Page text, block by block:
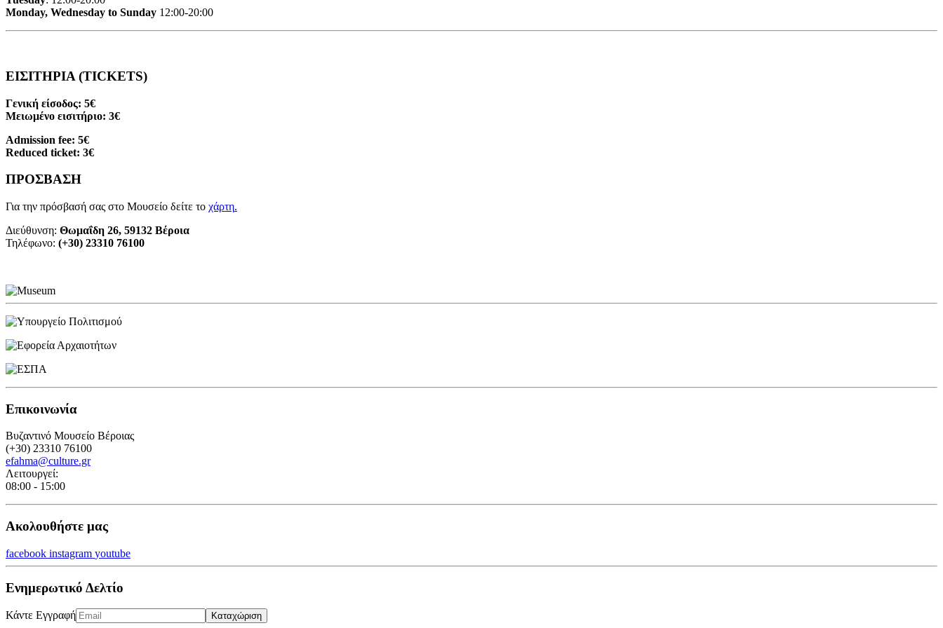
Monday, Wednesday to Sunday 12:00-20:00
ΕΙΣΙΤΗΡΙΑ (TICKETS)
Γενική είσοδος: 5€
Μειωμένο εισιτήριο: 3€
Admission fee: 5€
Reduced ticket: 3€
ΠΡΟΣΒΑΣΗ
Για την πρόσβασή σας στο Μουσείο δείτε το χάρτη.
Διεύθυνση: Θωμαΐδη 26, 59132 Βέροια
Τηλέφωνο: (+30) 23310 76100
Επικοινωνία
Βυζαντινό Μουσείο Βέροιας
(+30) 23310 76100
efahma@culture.gr
Λειτουργεί:
08:00 - 15:00
Ακολουθήστε μας
facebook instagram youtube
Ενημερωτικό Δελτίο
Κάντε Εγγραφή Καταχώριση